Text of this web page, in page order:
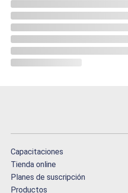
Capacitaciones
Tienda online
Planes de suscripción
Productos